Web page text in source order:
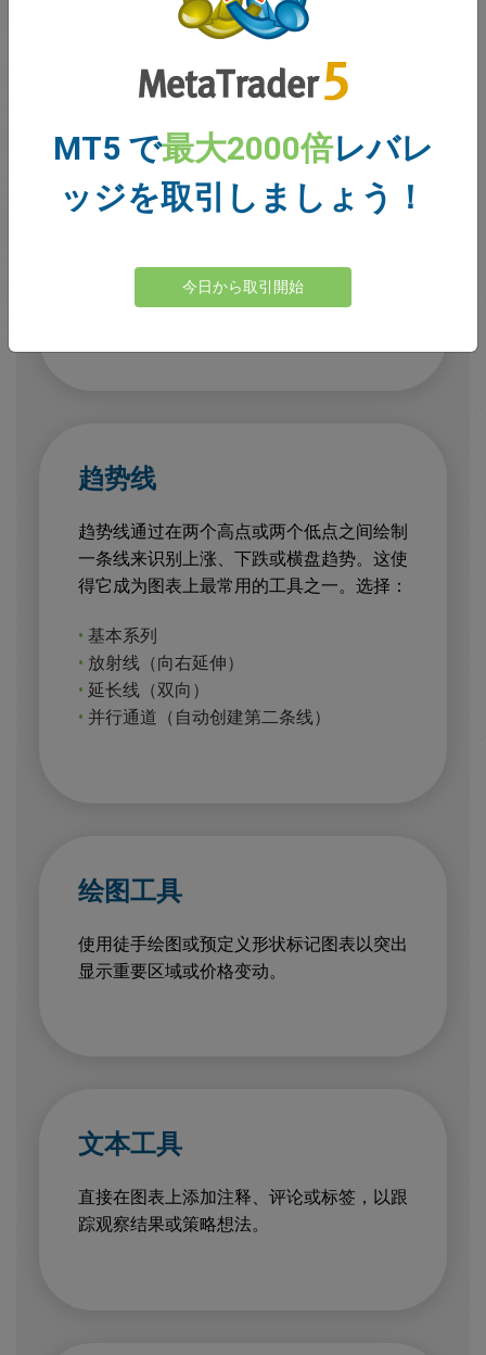
工具
图表左侧有一系列工具可供您自定义视图。这些工具
可以帮助交易者在绘制和标记图表时识别趋势。
U使用十字线、箭头或点放大以获得精确的
数据读数。
趋势线
趋势线通过在两个高点或两个低点之间绘制
一条线来识别上涨、下跌或横盘趋势。这使
得它成为图表上最常用的工具之一。选择：
• 基本系列
• 放射线（向右延伸）
• 延长线（双向）
• 并行通道（自动创建第二条线）
绘图工具
使用徒手绘图或预定义形状标记图表以突出
显示重要区域或价格变动。
文本工具
直接在图表上添加注释、评论或标签，以跟
踪观察结果或策略想法。
MT5 で最大2000倍レバレ
ッジを取引しましょう！
今日から取引開始